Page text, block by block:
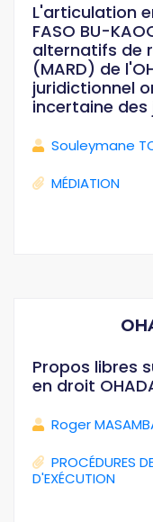
L'articulation
FASO BU-
alternatifs de
(MARD) de
juridictionnel
incertaine des
Souleymane
MÉDIATION
Propos libres
en droit
Roger
PROCÉDURES
D'EXÉCUTION